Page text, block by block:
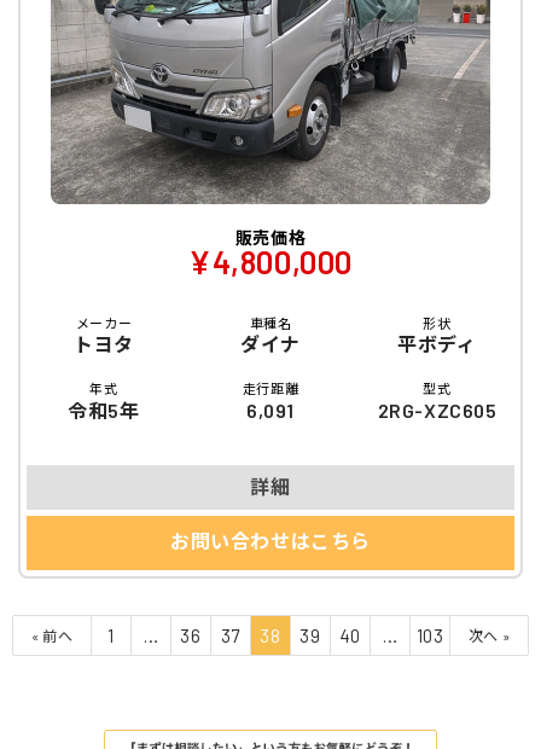
販売価格
¥4,800,000
メーカー
トヨタ
車種名
ダイナ
形状
平ボディ
年式
令和5年
走行距離
6,091
型式
2RG-XZC605
詳細
お問い合わせはこちら
« 前へ 1 … 36 37 38 39 40 … 103 次へ »